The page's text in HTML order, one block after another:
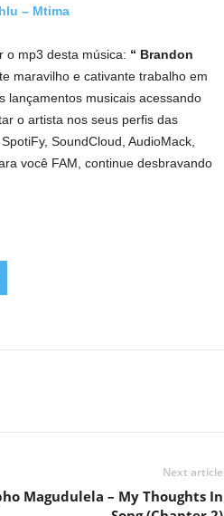
– Mtima
o mp3 desta música: “ Brandon
maravilho e cativante trabalho em
lançamentos musicais acessando
o artista nos seus perfis das
SoundCloud, AudioMack,
você FAM, continue desbravando
Next article
Magudulela – My Thoughts In